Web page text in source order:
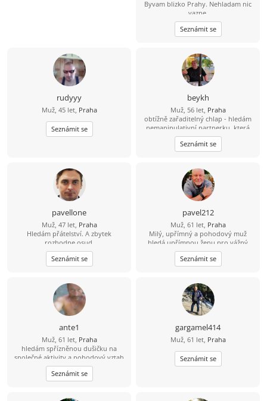
Byvam blizko Prahy. Nehladam nic
vazne.
Seznámit se
rudyyy
Muž, 45 let, Praha
Seznámit se
beykh
Muž, 56 let, Praha
obtížně zařaditelný chlap - hledám
nemanipulativní partnerku, která
nenosí masky, netahá za sebou stíny
a nemá zálibu v dramatech.... Je
taková? je jich málo, pro takovou si
Seznámit se
pavellone
Muž, 47 let, Praha
Hledám přátelství. A zbytek
rozhodne osud.
Seznámit se
pavel212
Muž, 61 let, Praha
Milý, upřímný a pohodový muž
hledá upřímnou ženu pro vážný
vztah. Věřím, že důvěra, respekt a
dobrá komunikace jsou základem
trvalé lásky. Pokud hledáš něco
Seznámit se
ante1
Muž, 61 let, Praha
hledám spřízněnou dušičku na
společné aktivity a pohodový vztah
Seznámit se
gargamel414
Muž, 61 let, Praha
Seznámit se